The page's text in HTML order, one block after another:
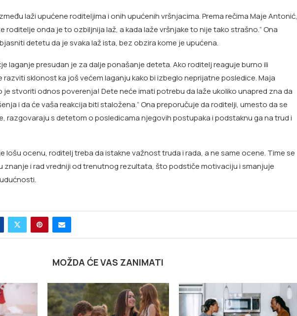
laži upućene roditeljima i onih upućenih vršnjacima. Prema rečima Maje Antonić,
roditelje onda je to ozbiljnija laž, a kada laže vršnjake to nije tako strašno.“ Ona
detetu da je svaka laž ista, bez obzira kome je upućena.
laganje presudan je za dalje ponašanje deteta. Ako roditelj reaguje burno ili
sklonost ka još većem laganju kako bi izbeglo neprijatne posledice. Maja
je stvoriti odnos poverenja! Dete neće imati potrebu da laže ukoliko unapred zna da
i da će vaša reakcija biti staložena.“ Ona preporučuje da roditelji, umesto da se
razgovaraju s detetom o posledicama njegovih postupaka i podstaknu ga na trud i
lošu ocenu, roditelj treba da istakne važnost truda i rada, a ne same ocene. Time se
znanje i rad vredniji od trenutnog rezultata, što podstiče motivaciju i smanjuje
MOŽDA ĆE VAS ZANIMATI